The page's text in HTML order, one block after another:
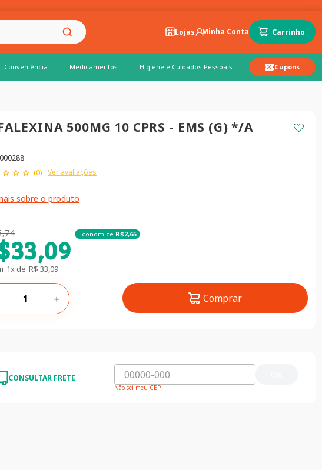
Lojas
Conveniência Medicamentos Higiene e Cuidados Pessoais Cupons
500MG 10 CPRS - EMS (G) */A
☆☆☆ (0) Ver avaliações
sobre o produto
,74 Economize R$2,65
33,09
1x de R$ 33,09
＋ Comprar
CONSULTAR FRETE
Não sei meu CEP